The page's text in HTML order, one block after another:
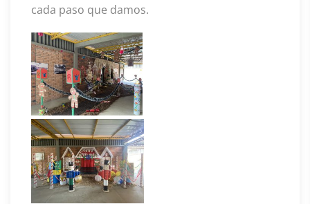
cada paso que damos.